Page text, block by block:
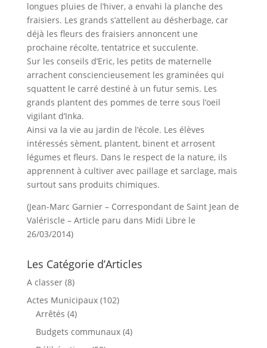
longues pluies de l’hiver, a envahi la planche des
fraisiers. Les grands s’attellent au désherbage, car
déjà les fleurs des fraisiers annoncent une
prochaine récolte, tentatrice et succulente.
Sur les conseils d’Eric, les petits de maternelle
arrachent consciencieusement les graminées qui
squattent le carré destiné à un futur semis. Les
grands plantent des pommes de terre sous l’oeil
vigilant d’Inka.
Ainsi va la vie au jardin de l’école. Les élèves
intéressés sèment, plantent, binent et arrosent
légumes et fleurs. Dans le respect de la nature, ils
apprennent à cultiver avec paillage et sarclage, mais
surtout sans produits chimiques.
(Jean-Marc Garnier – Correspondant de Saint Jean de
Valériscle – Article paru dans Midi Libre le
26/03/2014)
Les Catégorie d’Articles
A classer(8)
Actes Municipaux(102)
Arrêtés (4)
Budgets communaux(4)